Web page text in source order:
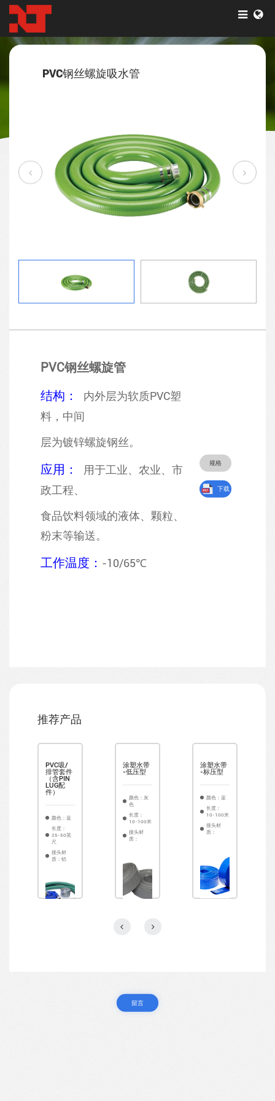
产品
PVC钢丝螺旋吸水管
PVC钢丝螺旋管
结构：
内外层为软质PVC塑
料，中间
层为镀锌螺旋钢丝。
应用： 用于工业、农业、市
政工程、
食品饮料领域的液体、颗粒、
粉末等输送。
工作温度： -10/65℃
规格
下载
推荐产品
PVC吸/
排管套件
（含PIN
LUG配
件）
颜色：蓝
长度：
25-50英
尺
接头材
质：铝
涂塑水带
-低压型
颜色：灰
色
长度：
10-100米
接头材
质：
涂塑水带
-标压型
颜色：蓝
长度：
10-100米
接头材
质：
留言